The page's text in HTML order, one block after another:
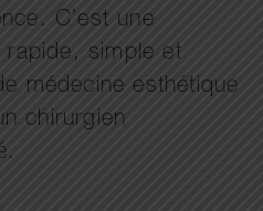
C’est une
rapide, simple et
médecine esthétique
chirurgien